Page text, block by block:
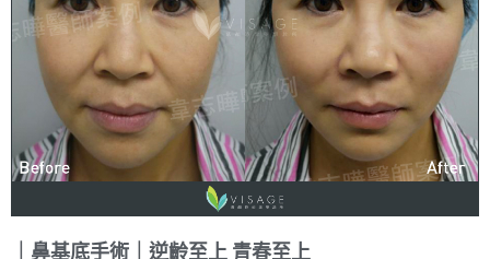
｜鼻基底手術｜逆齡至上 青春至上